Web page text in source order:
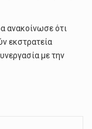
ανακοίνωσε ότι
εκστρατεία
με την